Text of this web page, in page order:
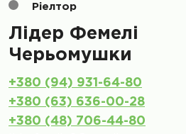
Ріелтор
Лідер Фемелі
Черьомушки
+380 (94) 931-64-80
+380 (63) 636-00-28
+380 (48) 706-44-80